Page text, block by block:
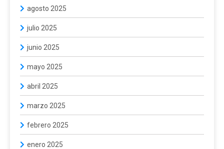
agosto 2025
julio 2025
junio 2025
mayo 2025
abril 2025
marzo 2025
febrero 2025
enero 2025